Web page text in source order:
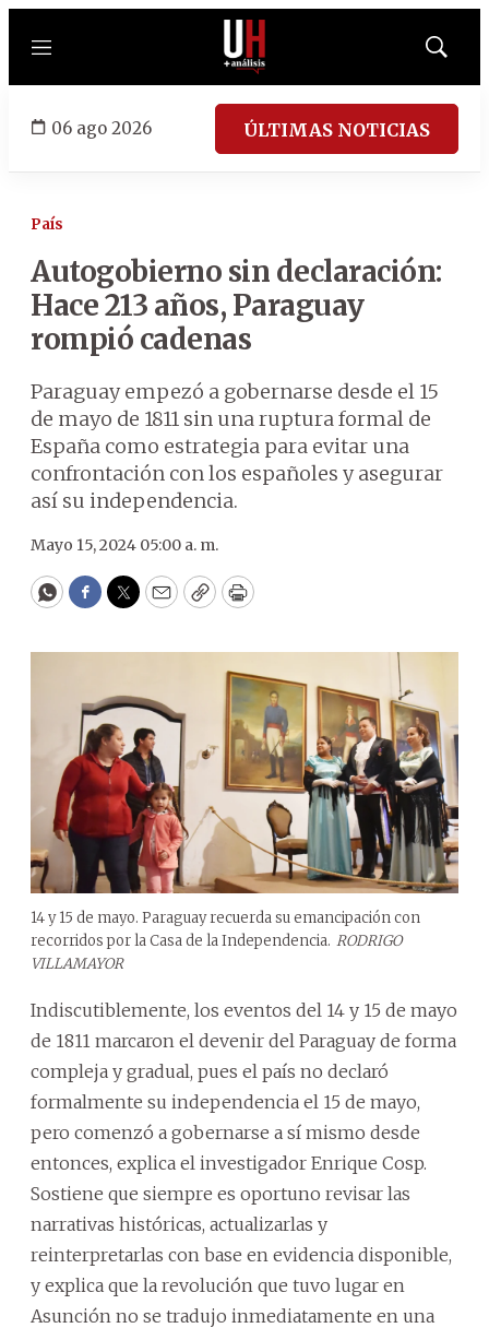
Menú
Mostrar
06 ago 2026 ÚLTIMAS NOTICIAS
País
Autogobierno sin declaración:
Hace 213 años, Paraguay
rompió cadenas
Paraguay empezó a gobernarse desde el 15
de mayo de 1811 sin una ruptura formal de
España como estrategia para evitar una
confrontación con los españoles y asegurar
así su independencia.
Mayo 15, 2024 05:00 a. m.
WhatsApp
Facebook
Twitter
EmailCopyPrint
14 y 15 de mayo. Paraguay recuerda su emancipación con
recorridos por la Casa de la Independencia. RODRIGO
VILLAMAYOR
Indiscutiblemente, los eventos del 14 y 15 de mayo
de 1811 marcaron el devenir del Paraguay de forma
compleja y gradual, pues el país no declaró
formalmente su independencia el 15 de mayo,
pero comenzó a gobernarse a sí mismo desde
entonces, explica el investigador Enrique Cosp.
Sostiene que siempre es oportuno revisar las
narrativas históricas, actualizarlas y
reinterpretarlas con base en evidencia disponible,
y explica que la revolución que tuvo lugar en
Asunción no se tradujo inmediatamente en una